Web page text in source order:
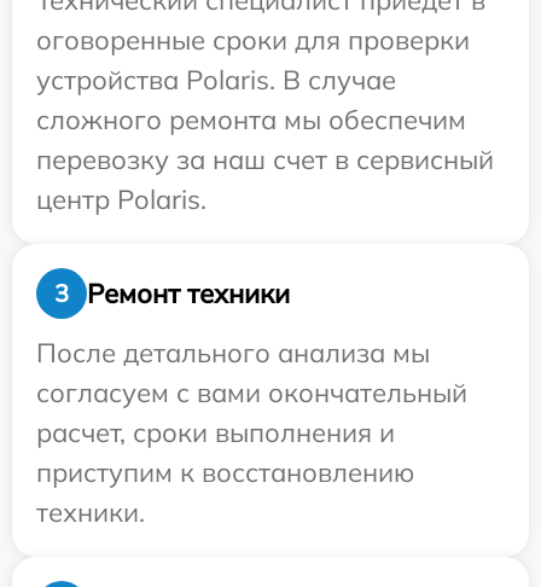
оговоренные сроки для проверки
устройства Polaris. В случае
сложного ремонта мы обеспечим
перевозку за наш счет в сервисный
центр Polaris.
3
Ремонт техники
После детального анализа мы
согласуем с вами окончательный
расчет, сроки выполнения и
приступим к восстановлению
техники.